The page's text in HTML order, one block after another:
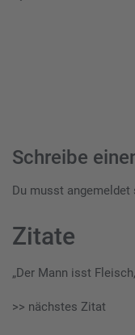
Schreibe
Du musst angemeldet
Zitate
„Der Mann isst
>> nächstes Zitat